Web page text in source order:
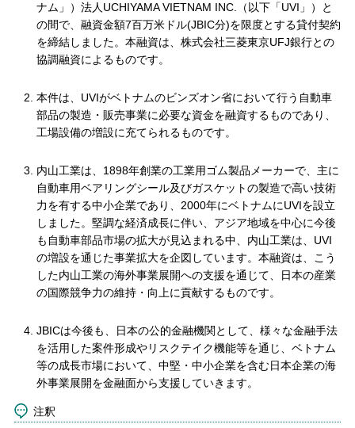
ナム」）法人UCHIYAMA VIETNAM INC.（以下「UVI」）と
の間で、融資金額7百万米ドル(JBIC分)を限度とする貸付契約
を締結しました。本融資は、株式会社三菱東京UFJ銀行との
協調融資によるものです。
本件は、UVIがベトナムのビンズオン省において行う自動車
部品の製造・販売事業に必要な資金を融資するものであり、
工場設備の増設に充てられるものです。
内山工業は、1898年創業の工業用ゴム製品メーカーで、主に
自動車用ベアリングシール及びガスケットの製造で高い技術
力を有する中小企業であり、2000年にベトナムにUVIを設立
しました。堅調な経済成長に伴い、アジア地域を中心に今後
も自動車部品市場の拡大が見込まれる中、内山工業は、UVI
の増設を通じた事業拡大を企図しています。本融資は、こう
した内山工業の海外事業展開への支援を通じて、日本の産業
の国際競争力の維持・向上に貢献するものです。
JBICは今後も、日本の公的金融機関として、様々な金融手法
を活用した案件形成やリスクテイク機能等を通じ、ベトナム
等の成長市場において、中堅・中小企業を含む日本企業の海
外事業展開を金融面から支援していきます。
注釈